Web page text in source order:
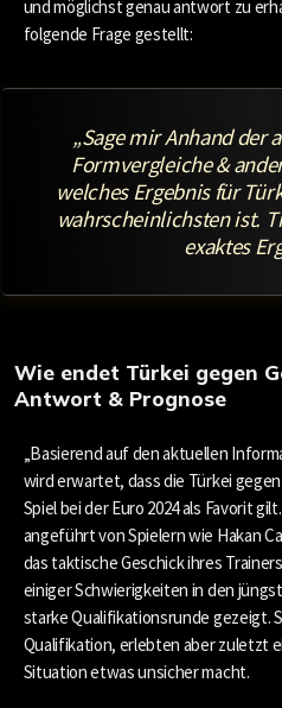
und möglichst genau antwort zu
folgende Frage gestellt:
„Sage mir Anhand der
Formvergleiche &
welches Ergebnis für
wahrscheinlichsten ist.
exaktes
Wie endet Türkei gegen
Antwort & Prognose
„Basierend auf den aktuellen
wird erwartet, dass die Türkei
Spiel bei der Euro 2024 als Favorit
angeführt von Spielern wie Hakan
das taktische Geschick ihres
einiger Schwierigkeiten in den
starke Qualifikationsrunde gezeigt.
Qualifikation, erlebten aber zuletzt
Situation etwas unsicher macht.